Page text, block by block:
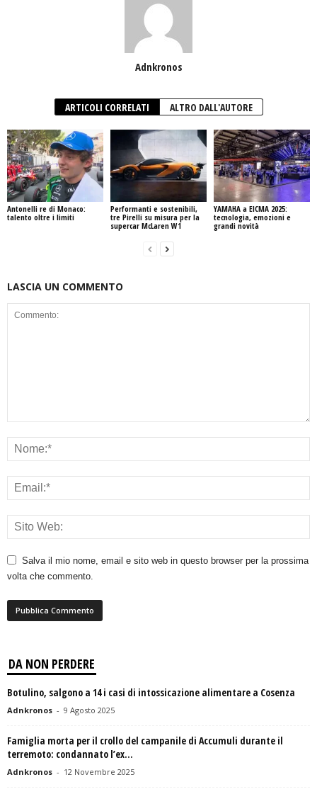
Adnkronos
ARTICOLI CORRELATI ALTRO DALL'AUTORE
Antonelli re di Monaco:
talento oltre i limiti
Performanti e sostenibili,
tre Pirelli su misura per la
supercar McLaren W1
YAMAHA a EICMA 2025:
tecnologia, emozioni e
grandi novità
LASCIA UN COMMENTO
Salva il mio nome, email e sito web in questo browser per la prossima
volta che commento.
DA NON PERDERE
Botulino, salgono a 14 i casi di intossicazione alimentare a Cosenza
Adnkronos - 9 Agosto 2025
Famiglia morta per il crollo del campanile di Accumuli durante il
terremoto: condannato l’ex...
Adnkronos - 12 Novembre 2025